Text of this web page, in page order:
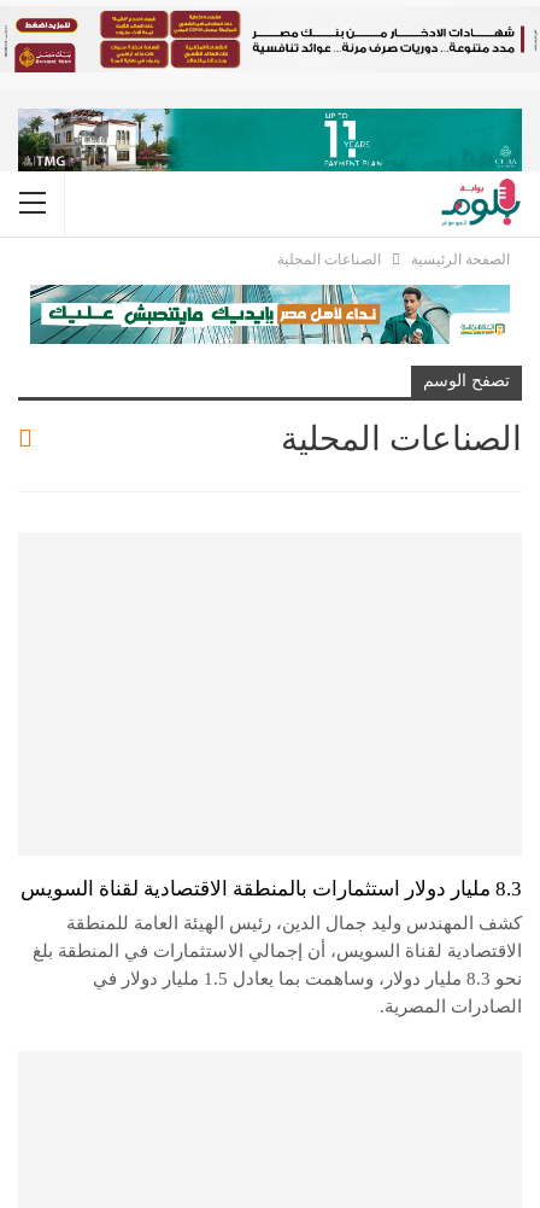
الصفحة الرئيسية الصناعات المحلية
تصفح الوسم
الصناعات المحلية
8.3 مليار دولار استثمارات بالمنطقة الاقتصادية لقناة السويس
كشف المهندس وليد جمال الدين، رئيس الهيئة العامة للمنطقة
الاقتصادية لقناة السويس، أن إجمالي الاستثمارات في المنطقة بلغ
نحو 8.3 مليار دولار، وساهمت بما يعادل 1.5 مليار دولار في
الصادرات المصرية.